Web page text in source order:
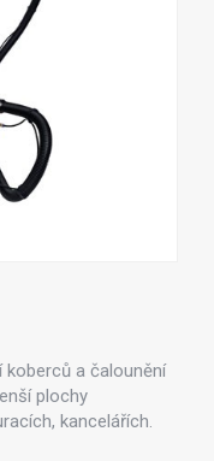
koberců a čalounění
plochy
kancelářích.